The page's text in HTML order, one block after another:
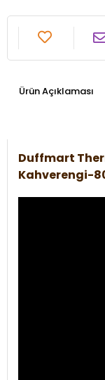
Ürün Açıklaması
Duffmart
Kahverengi-